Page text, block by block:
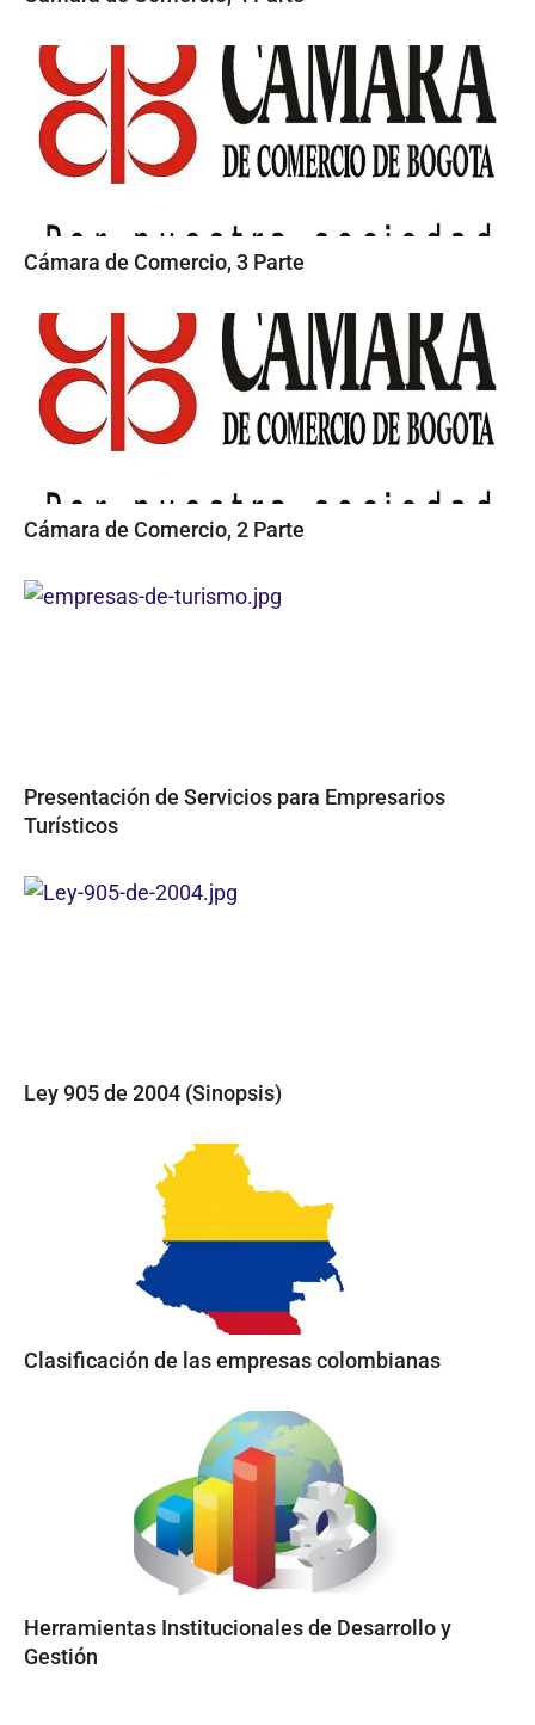
Cámara de Comercio, 3 Parte
Cámara de Comercio, 2 Parte
Presentación de Servicios para Empresarios
Turísticos
Ley 905 de 2004 (Sinopsis)
Clasificación de las empresas colombianas
Herramientas Institucionales de Desarrollo y
Gestión